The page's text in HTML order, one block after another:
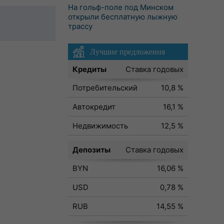
На гольф-поле под Минском
открыли бесплатную лыжную
трассу
Лучшие предложения
Кредиты
Ставка годовых
Потребительский
10,8 %
Автокредит
16,1 %
Недвижимость
12,5 %
Депозиты
Ставка годовых
BYN
16,06 %
USD
0,78 %
RUB
14,55 %